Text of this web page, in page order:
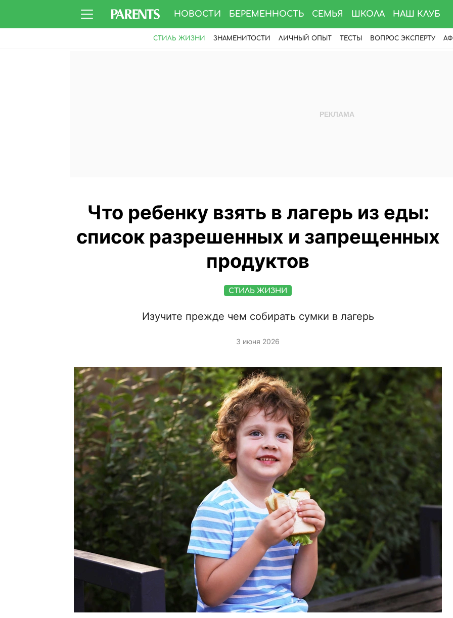
НОВОСТИ БЕРЕМЕННОСТЬ СЕМЬЯ ШКОЛА НАШ КЛУБ
СТИЛЬ ЖИЗНИ ЗНАМЕНИТОСТИ ЛИЧНЫЙ ОПЫТ ТЕСТЫ ВОПРОС ЭКСПЕРТУ
Что ребенку взять в лагерь из еды:
список разрешенных и запрещенных
продуктов
СТИЛЬ ЖИЗНИ
Изучите прежде чем собирать сумки в лагерь
3 июня 2026